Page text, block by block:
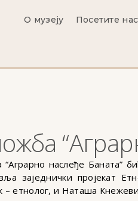
О музеју Посетите нас
“Аграрно наслеђе Баната”
заједнички пројекат
– етнолог, и Наташа